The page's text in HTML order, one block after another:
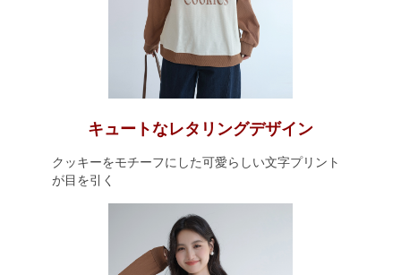
キュートなレタリングデザイン
クッキーをモチーフにした可愛らしい文字プリント
が目を引く